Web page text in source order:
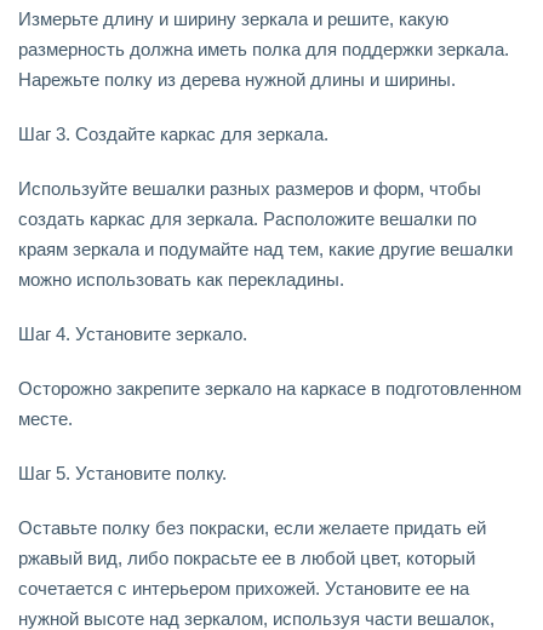
Измерьте длину и ширину зеркала и решите, какую
размерность должна иметь полка для поддержки зеркала.
Нарежьте полку из дерева нужной длины и ширины.
Шаг 3. Создайте каркас для зеркала.
Используйте вешалки разных размеров и форм, чтобы
создать каркас для зеркала. Расположите вешалки по
краям зеркала и подумайте над тем, какие другие вешалки
можно использовать как перекладины.
Шаг 4. Установите зеркало.
Осторожно закрепите зеркало на каркасе в подготовленном
месте.
Шаг 5. Установите полку.
Оставьте полку без покраски, если желаете придать ей
ржавый вид, либо покрасьте ее в любой цвет, который
сочетается с интерьером прихожей. Установите ее на
нужной высоте над зеркалом, используя части вешалок,